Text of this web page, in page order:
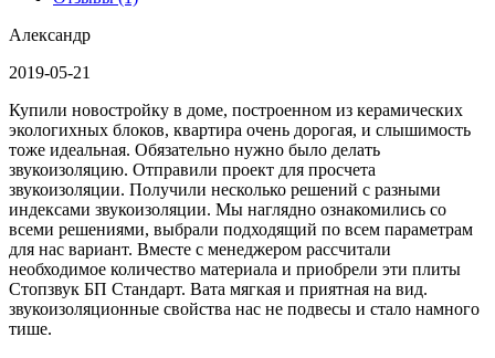
Александр
2019-05-21
Купили новостройку в доме, построенном из керамических
экологихных блоков, квартира очень дорогая, и слышимость
тоже идеальная. Обязательно нужно было делать
звукоизоляцию. Отправили проект для просчета
звукоизоляции. Получили несколько решений с разными
индексами звукоизоляции. Мы наглядно ознакомились со
всеми решениями, выбрали подходящий по всем параметрам
для нас вариант. Вместе с менеджером рассчитали
необходимое количество материала и приобрели эти плиты
Стопзвук БП Стандарт. Вата мягкая и приятная на вид.
звукоизоляционные свойства нас не подвесы и стало намного
тише.